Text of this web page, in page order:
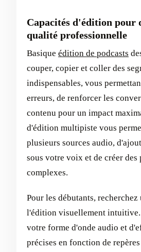
Capacités d'édition pour
qualité professionnelle
Basique édition de podcasts
couper, copier et coller des
indispensables, vous
erreurs, de renforcer les
contenu pour un impact
d'édition multipiste vous
plusieurs sources audio,
sous votre voix et de créer
complexes.
Pour les débutants,
l'édition visuellement
votre forme d'onde audio et
précises en fonction de